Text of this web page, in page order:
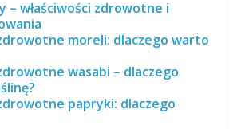
– właściwości zdrowotne i
moreli: dlaczego warto
wasabi – dlaczego
papryki: dlaczego